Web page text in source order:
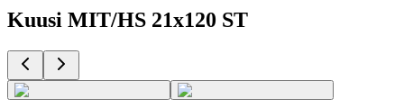
Kuusi MIT/HS 21x120 ST